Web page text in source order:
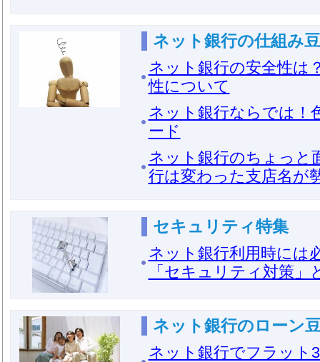
ネット銀行の仕組み
ネット銀行の安全性は
性について
ネット銀行ならでは！
ード
ネット銀行のちょっと
行は変わった支店名が
セキュリティ特集
ネット銀行利用時には
「セキュリティ対策」
ネット銀行のローン
ネット銀行でフラット